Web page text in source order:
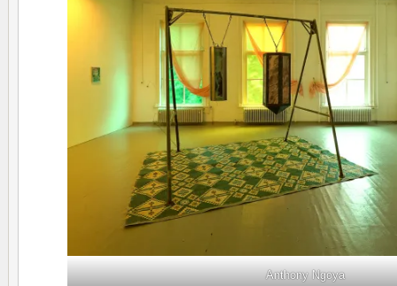
Anthony Ngoya